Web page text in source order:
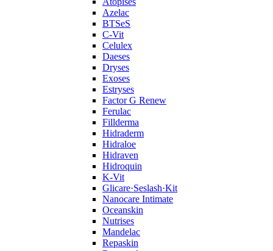
Azelac
BTSeS
C‑Vit
Celulex
Daeses
Dryses
Exoses
Estryses
Factor G Renew
Ferulac
Fillderma
Hidraderm
Hidraloe
Hidraven
Hidroquin
K-Vit
Glicare·Seslash·Kit
Nanocare Intimate
Oceanskin
Nutrises
Mandelac
Repaskin